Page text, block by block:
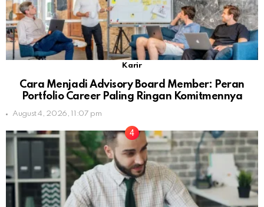
Karir
Cara Menjadi Advisory Board Member: Peran
Portfolio Career Paling Ringan Komitmennya
August 4, 2026, 11:07 pm